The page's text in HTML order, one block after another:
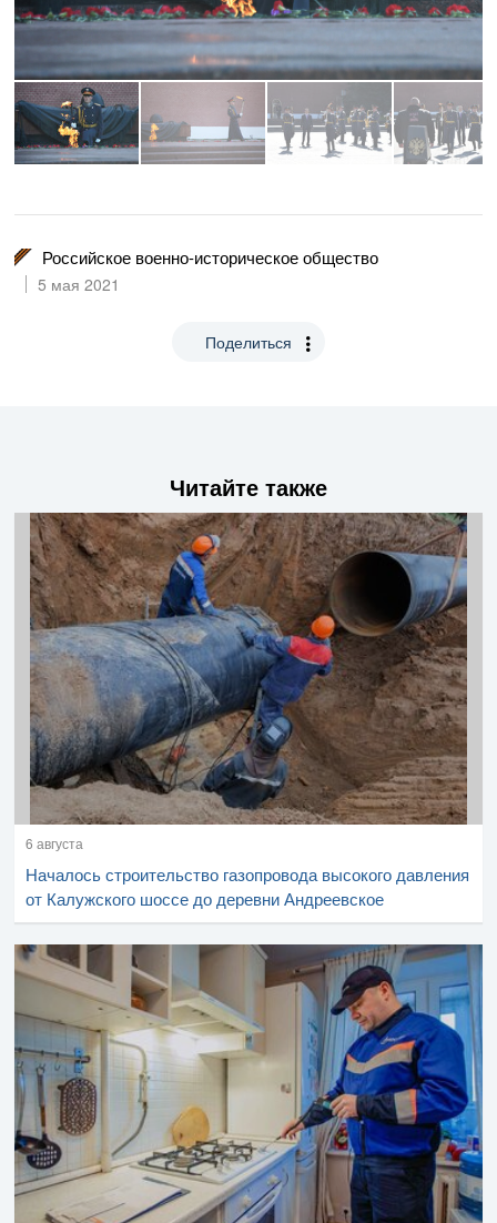
Российское военно-историческое общество
5 мая 2021
Поделиться
Читайте также
6 августа
Началось строительство газопровода высокого давления
от Калужского шоссе до деревни Андреевское